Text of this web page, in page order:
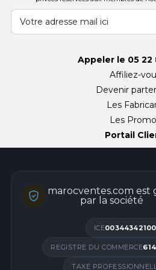
Alimentation PoE : Passif 48V
(Injecteur PoE non fourni)
Dimensions : 220 x 48 mm
Températures deAppeler le 05 22
Affiliez-
Devenir
Les
Les
Portail
marocventes.com est
par la société
ICE
REGISTRE DU COMMERCE
TAXE